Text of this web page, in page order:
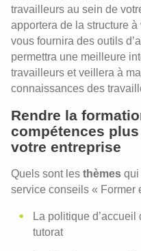
travailleurs au sein de
apportera de la structure
vous fournira des outils
permettra une meilleure
travailleurs et veillera à
connaissances des
Rendre la
compétences
votre entreprise
Quels sont les thèmes qui
service conseils « Former
La politique
tutorat